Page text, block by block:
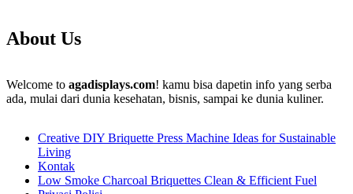
About Us
Welcome to agadisplays.com! kamu bisa dapetin info yang serba
ada, mulai dari dunia kesehatan, bisnis, sampai ke dunia kuliner.
Creative DIY Briquette Press Machine Ideas for Sustainable
Living
Kontak
Low Smoke Charcoal Briquettes Clean & Efficient Fuel